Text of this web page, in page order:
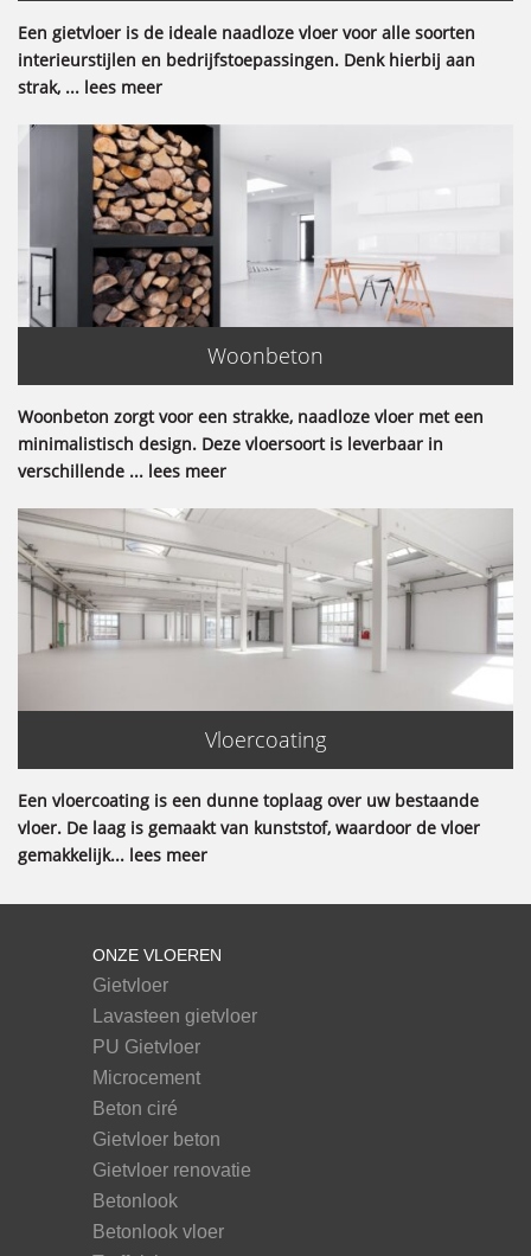
Een gietvloer is de ideale naadloze vloer voor alle soorten
interieurstijlen en bedrijfstoepassingen. Denk hierbij aan
strak, ... lees meer
Woonbeton
Woonbeton zorgt voor een strakke, naadloze vloer met een
minimalistisch design. Deze vloersoort is leverbaar in
verschillende ... lees meer
Vloercoating
Een vloercoating is een dunne toplaag over uw bestaande
vloer. De laag is gemaakt van kunststof, waardoor de vloer
gemakkelijk... lees meer
ONZE VLOEREN
Gietvloer
Lavasteen gietvloer
PU Gietvloer
Microcement
Beton ciré
Gietvloer beton
Gietvloer renovatie
Betonlook
Betonlook vloer